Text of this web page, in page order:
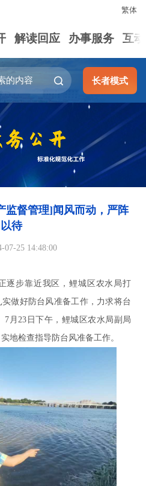
繁体
解读回应 办事服务 互
长者模式
监督管理]闻风而动，严阵
以待
07-25 14:48:00
步靠近我区，鲤城区农水局打
做好防台风准备工作，力求将台
7月23日下午，鲤城区农水局副局
地检查指导防台风准备工作。